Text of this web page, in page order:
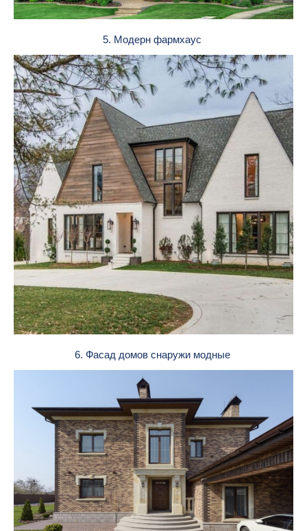
5. Модерн фармхаус
6. Фасад домов снаружи модные